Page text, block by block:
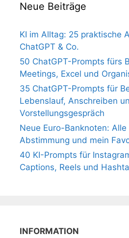
Neue Beiträge
KI im Alltag: 25 praktische
ChatGPT & Co.
50 ChatGPT-Prompts fürs
Meetings, Excel und
35 ChatGPT-Prompts für
Lebenslauf, Anschreiben
Vorstellungsgespräch
Neue Euro-Banknoten: Alle
Abstimmung und mein
40 KI-Prompts für
Captions, Reels und
INFORMATION